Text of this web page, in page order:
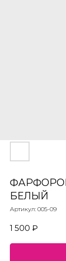
БЕЛЫЙ
Артикул: 005-09
1 500 ₽